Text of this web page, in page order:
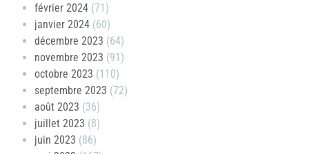
février 2024 (71)
janvier 2024 (60)
décembre 2023 (64)
novembre 2023 (91)
octobre 2023 (110)
septembre 2023 (72)
août 2023 (36)
juillet 2023 (8)
juin 2023 (86)